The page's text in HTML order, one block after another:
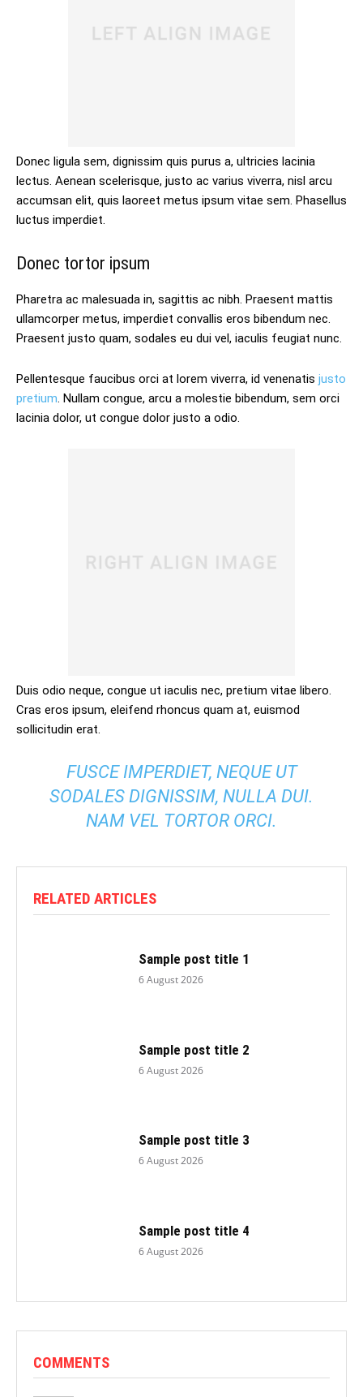
Donec ligula sem, dignissim quis purus a, ultricies lacinia
lectus. Aenean scelerisque, justo ac varius viverra, nisl arcu
accumsan elit, quis laoreet metus ipsum vitae sem. Phasellus
luctus imperdiet.
Donec tortor ipsum
Pharetra ac malesuada in, sagittis ac nibh. Praesent mattis
ullamcorper metus, imperdiet convallis eros bibendum nec.
Praesent justo quam, sodales eu dui vel, iaculis feugiat nunc.
Pellentesque faucibus orci at lorem viverra, id venenatis justo
pretium. Nullam congue, arcu a molestie bibendum, sem orci
lacinia dolor, ut congue dolor justo a odio.
Duis odio neque, congue ut iaculis nec, pretium vitae libero.
Cras eros ipsum, eleifend rhoncus quam at, euismod
sollicitudin erat.
FUSCE IMPERDIET, NEQUE UT
SODALES DIGNISSIM, NULLA DUI.
NAM VEL TORTOR ORCI.
RELATED ARTICLES
Sample post title 1
6 August 2026
Sample post title 2
6 August 2026
Sample post title 3
6 August 2026
Sample post title 4
6 August 2026
COMMENTS